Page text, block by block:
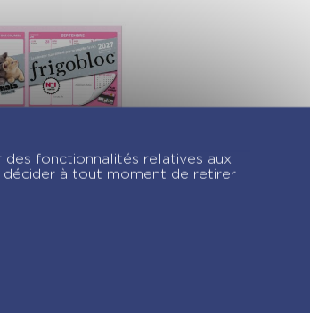
Frigobloc
des fonctionnalités relatives aux
décider à tout moment de retirer